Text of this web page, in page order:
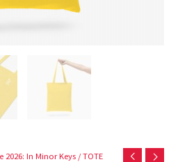
2026: In Minor Keys / TOTE